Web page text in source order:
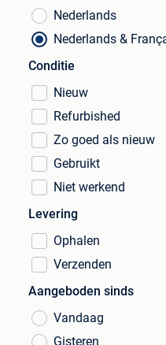
Nederlands
Nederlands &
Conditie
Nieuw
Refurbished
Zo goed als nieuw
Gebruikt
Niet werkend
Levering
Ophalen
Verzenden
Aangeboden sinds
Vandaag
Gisteren